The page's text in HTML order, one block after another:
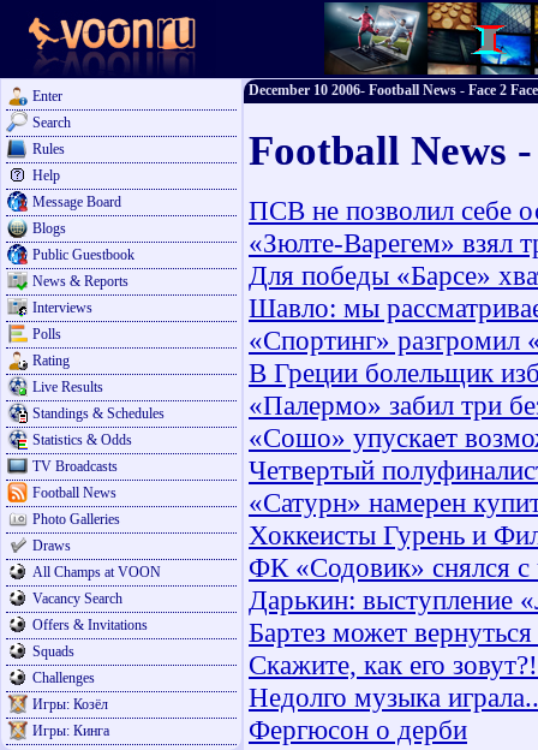
Enter
Search
Rules
Help
Message Board
Blogs
Public Guestbook
News & Reports
Interviews
Polls
Rating
Live Results
Standings & Schedules
Statistics & Odds
TV Broadcasts
Football News
Photo Galleries
Draws
All Champs at VOON
Vacancy Search
Offers & Invitations
Squads
Challenges
Игры: Козёл
Игры: Кинга
December 10 2006- Football News - Face 2
Football News
ПСВ не позволил себе
«Зюлте-Варегем» взял
Для победы «Барсе»
Шавло: мы
«Спортинг» разгромил
В Греции болельщик
«Палермо» забил три
«Сошо» упускает
Четвертый
«Сатурн» намерен
Хоккеисты Гурень и
ФК «Содовик» снялся с
Дарькин: выступление
Бартез может
Скажите, как его зовут?!
Недолго музыка
Фергюсон о дерби